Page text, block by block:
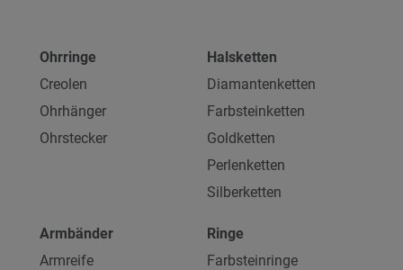
Ohrringe
Creolen
Ohrhänger
Ohrstecker
Halsketten
Diamantenketten
Farbsteinketten
Goldketten
Perlenketten
Silberketten
Armbänder
Armreife
Ringe
Farbsteinringe